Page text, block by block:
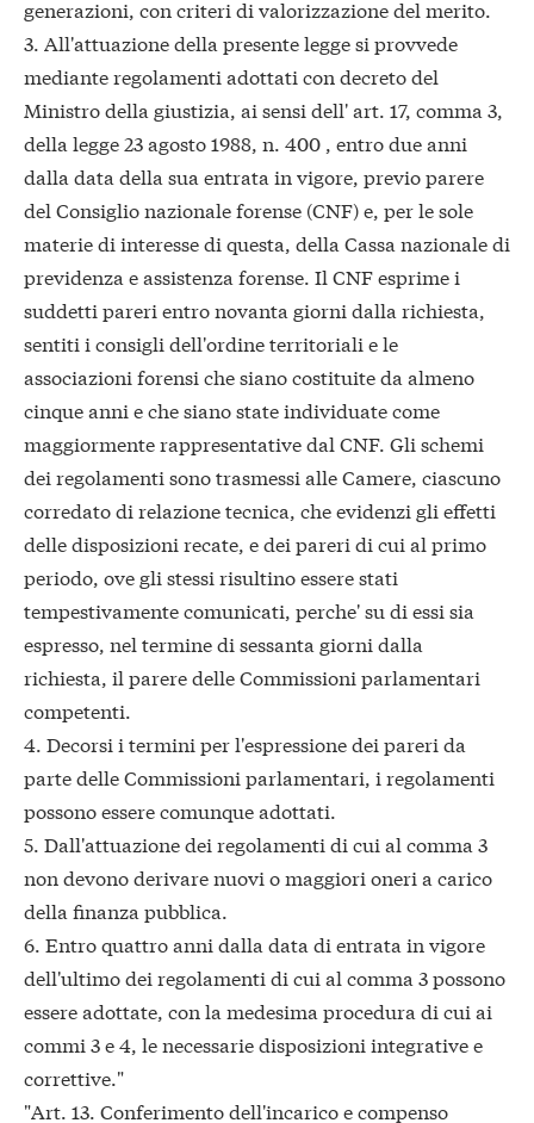
generazioni, con criteri di valorizzazione del merito.
3. All'attuazione della presente legge si provvede
mediante regolamenti adottati con decreto del
Ministro della giustizia, ai sensi dell' art. 17, comma 3,
della legge 23 agosto 1988, n. 400 , entro due anni
dalla data della sua entrata in vigore, previo parere
del Consiglio nazionale forense (CNF) e, per le sole
materie di interesse di questa, della Cassa nazionale di
previdenza e assistenza forense. Il CNF esprime i
suddetti pareri entro novanta giorni dalla richiesta,
sentiti i consigli dell'ordine territoriali e le
associazioni forensi che siano costituite da almeno
cinque anni e che siano state individuate come
maggiormente rappresentative dal CNF. Gli schemi
dei regolamenti sono trasmessi alle Camere, ciascuno
corredato di relazione tecnica, che evidenzi gli effetti
delle disposizioni recate, e dei pareri di cui al primo
periodo, ove gli stessi risultino essere stati
tempestivamente comunicati, perche' su di essi sia
espresso, nel termine di sessanta giorni dalla
richiesta, il parere delle Commissioni parlamentari
competenti.
4. Decorsi i termini per l'espressione dei pareri da
parte delle Commissioni parlamentari, i regolamenti
possono essere comunque adottati.
5. Dall'attuazione dei regolamenti di cui al comma 3
non devono derivare nuovi o maggiori oneri a carico
della finanza pubblica.
6. Entro quattro anni dalla data di entrata in vigore
dell'ultimo dei regolamenti di cui al comma 3 possono
essere adottate, con la medesima procedura di cui ai
commi 3 e 4, le necessarie disposizioni integrative e
correttive."
"Art. 13. Conferimento dell'incarico e compenso